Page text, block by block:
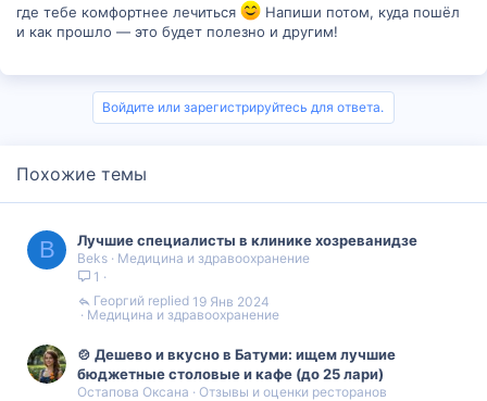
где тебе комфортнее лечиться
Напиши потом, куда пошёл
и как прошло — это будет полезно и другим!
Войдите или зарегистрируйтесь для ответа.
Похожие темы
B Лучшие специалисты в клинике хозреванидзе
Beks
Медицина и здравоохранение
1
Медицина и здравоохранение
19 Янв 2024
Георгий
🍲 Дешево и вкусно в Батуми: ищем лучшие
бюджетные столовые и кафе (до 25 лари)
Остапова Оксана
Отзывы и оценки ресторанов